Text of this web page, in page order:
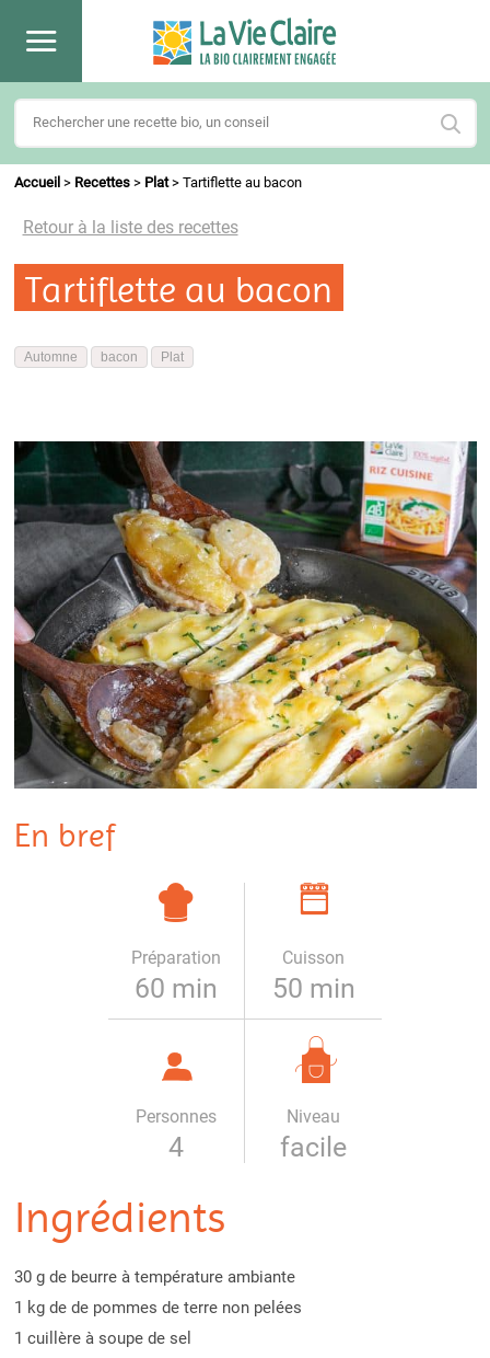
Accueil > Recettes> Plat> Tartiflette au bacon
Retour à la liste des recettes
Tartiflette au bacon
Automne bacon Plat
En bref
Préparation
60 min
Cuisson
50 min
Personnes
4
Niveau
facile
Ingrédients
30 g de beurre à température ambiante
1 kg de de pommes de terre non pelées
1 cuillère à soupe de sel